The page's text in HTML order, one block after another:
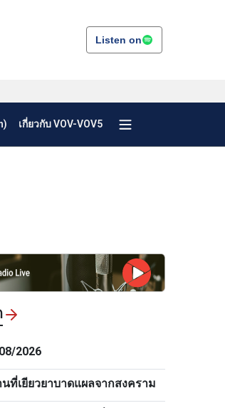
Listen on
เกี่ยวกับ VOV-VOV5
2026
ที่เยียวยาบาดแผลจากสงคราม